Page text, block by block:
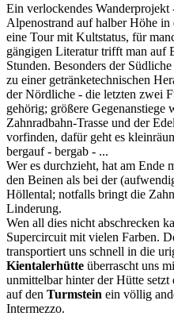
Ein verlockendes
Alpenostrand auf halber Höhe
eine Tour mit Kultstatus, für
gängigen Literatur trifft man auf
Stunden. Besonders der
zu einer getränketechnischen
der Nördliche - die letzten zwei
gehörig; größere Gegenanstiege
Zahnradbahn-Trasse und der
vorfinden, dafür geht es
bergauf - bergab - ...
Wer es durchzieht, hat am Ende
den Beinen als bei der
Höllental; notfalls bringt die
Linderung.
Wen all dies nicht abschrecken
Supercircuit mit vielen Farben.
transportiert uns schnell in die
Kientalerhütte überrascht uns
unmittelbar hinter der Hütte
auf den Turmstein ein völlig
Intermezzo.